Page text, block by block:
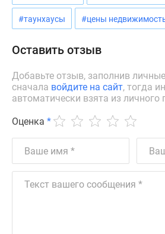
#таунхаусы #цены
Оставить отзыв
Добавьте отзыв, заполнив
сначала войдите на сайт, тогда
автоматически взята из личного
Оценка *